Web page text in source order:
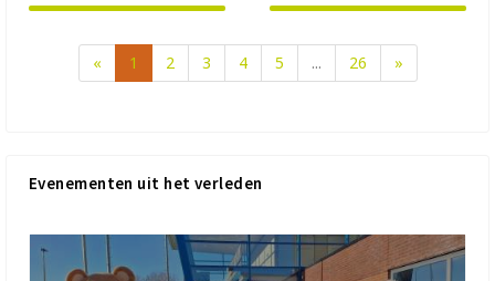
199% 181%
« 1 2 3 4 5 ... 26 »
Evenementen uit het verleden